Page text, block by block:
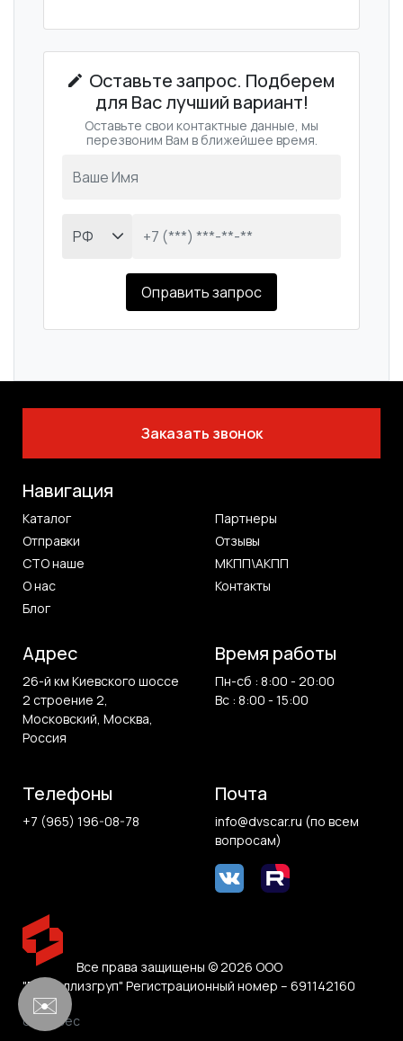
Оставьте запрос. Подберем
для Вас лучший вариант!
Оставьте свои контактные данные, мы
перезвоним Вам в ближейшее время.
Оправить запрос
Заказать звонок
Все права защищены © 2026 ООО
"Белвиллизгруп" Регистрационный номер – 691142160
Навигация
Каталог
Партнеры
Отправки
Отзывы
СТО наше
МКПП\АКПП
О нас
Контакты
Блог
Адрес
26-й км Киевского шоссе
2 строение 2,
Московский, Москва,
Россия
Время работы
Пн-сб : 8:00 - 20:00
Вс : 8:00 - 15:00
Телефоны
+7 (965) 196-08-78
Почта
info@dvscar.ru (по всем
вопросам)
0.878 sec
✉️